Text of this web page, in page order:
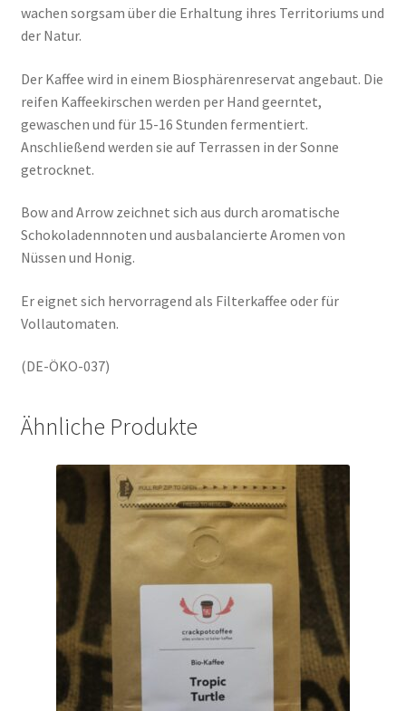
wachen sorgsam über die Erhaltung ihres Territoriums und
der Natur.
Der Kaffee wird in einem Biosphärenreservat angebaut. Die
reifen Kaffeekirschen werden per Hand geerntet,
gewaschen und für 15-16 Stunden fermentiert.
Anschließend werden sie auf Terrassen in der Sonne
getrocknet.
Bow and Arrow zeichnet sich aus durch aromatische
Schokoladennnoten und ausbalancierte Aromen von
Nüssen und Honig.
Er eignet sich hervorragend als Filterkaffee oder für
Vollautomaten.
(DE-ÖKO-037)
Ähnliche Produkte